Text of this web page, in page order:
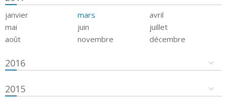
janvier mars
avril
mai
juin
juillet
août
novembre décembre
2016
2015